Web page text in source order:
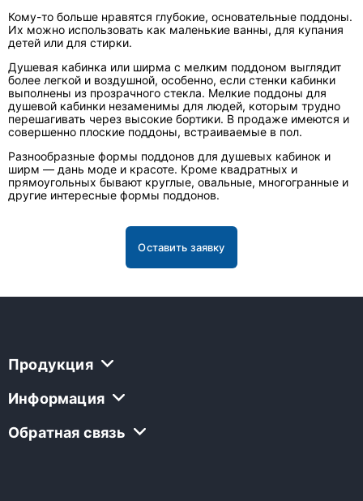
Кому-то больше нравятся глубокие, основательные поддоны.
Их можно использовать как маленькие ванны, для купания
детей или для стирки.
Душевая кабинка или ширма с мелким поддоном выглядит
более легкой и воздушной, особенно, если стенки кабинки
выполнены из прозрачного стекла. Мелкие поддоны для
душевой кабинки незаменимы для людей, которым трудно
перешагивать через высокие бортики. В продаже имеются и
совершенно плоские поддоны, встраиваемые в пол.
Разнообразные формы поддонов для душевых кабинок и
ширм — дань моде и красоте. Кроме квадратных и
прямоугольных бывают круглые, овальные, многогранные и
другие интересные формы поддонов.
Оставить заявку
Продукция
Информация
Обратная связь